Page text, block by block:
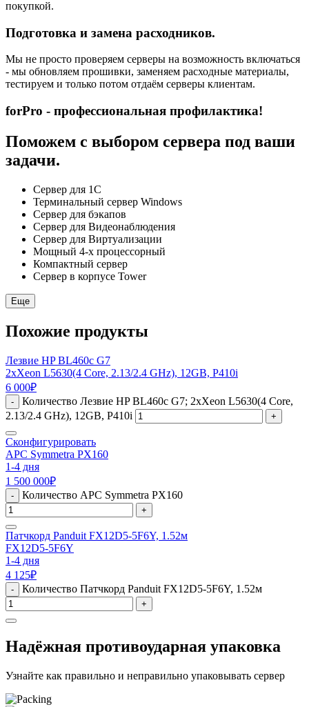
покупкой.
Подготовка и замена расходников.
Мы не просто проверяем серверы на возможность включаться
- мы обновляем прошивки, заменяем расходные материалы,
тестируем и только потом отдаём серверы клиентам.
forPro - профессиональная профилактика!
Поможем с выбором сервера под ваши
задачи.
Сервер для 1С
Терминальный сервер Windows
Сервер для бэкапов
Сервер для Видеонаблюдения
Сервер для Виртуализации
Мощный 4-х процессорный
Компактный сервер
Сервер в корпусе Tower
Еще
Похожие продукты
Лезвие HP BL460c G7
2xXeon L5630(4 Core, 2.13/2.4 GHz), 12GB, P410i
6 000₽
-
Количество Лезвие HP BL460c G7; 2xXeon L5630(4 Core,
2.13/2.4 GHz), 12GB, P410i
+
Сконфигурировать
APC Symmetra PX160
1-4 дня
1 500 000₽
- Количество APC Symmetra PX160
+
Патчкорд Panduit FX12D5-5F6Y, 1.52м
FX12D5-5F6Y
1-4 дня
4 125₽
- Количество Патчкорд Panduit FX12D5-5F6Y, 1.52м
+
Надёжная противоударная упаковка
Узнайте как правильно и неправильно упаковывать сервер